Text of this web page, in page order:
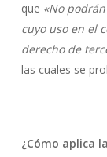
que «No
cuyo uso en el
derecho de
las cuales se
¿Cómo aplica